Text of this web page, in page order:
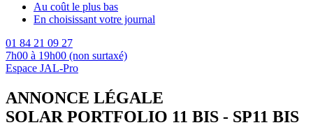
Au coût le plus bas
En choisissant votre journal
01 84 21 09 27
7h00 à 19h00 (non surtaxé)
Espace JAL-Pro
ANNONCE LÉGALE
SOLAR PORTFOLIO 11 BIS - SP11 BIS